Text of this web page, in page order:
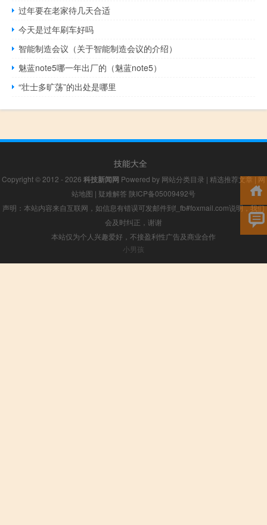
过年要在老家待几天合适
今天是过年刷车好吗
智能制造会议（关于智能制造会议的介绍）
魅蓝note5哪一年出厂的（魅蓝note5）
“壮士多旷荡”的出处是哪里
技能大全
Copyright © 2012 - 2026 科技新闻网 Powered by 网站分类目录 | 精选推荐文章|网
站地图 | 疑难解答 陕ICP备05009492号
声明：本站内容来自互联网，如信息有错误可发邮件到f_fb#foxmail.com说明，我们
会及时纠正，谢谢
本站仅为个人兴趣爱好，不接盈利性广告及商业合作
小男孩